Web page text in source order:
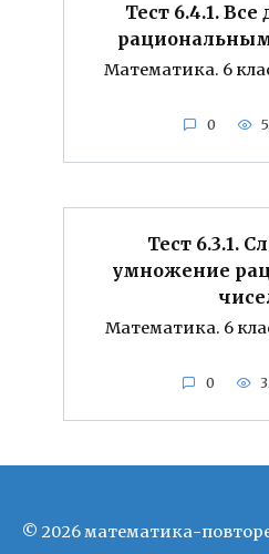
Тест 6.4.1. Все
Математика. 6
0
Тест 6.3.1.
умножение
Математика. 6
0
© 2026 математика-